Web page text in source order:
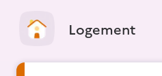
Logement